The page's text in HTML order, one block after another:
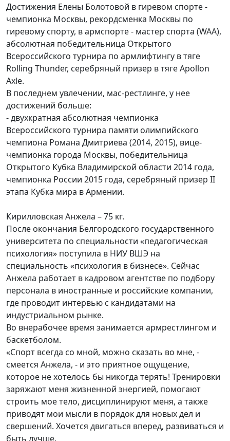
Достижения Елены Болотовой в гиревом спорте -
чемпионка Москвы, рекордсменка Москвы по
гиревому спорту, в армспорте - мастер спорта (WAA),
абсолютная победительница Открытого
Всероссийского турнира по армлифтингу в тяге
Rolling Thunder, серебряный призер в тяге Аpollon
Аxle.
В последнем увлечении, мас-рестлинге, у нее
достижений больше:
- двухкратная абсолютная чемпионка
Всероссийского турнира памяти олимпийского
чемпиона Романа Дмитриева (2014, 2015), вице-
чемпионка города Москвы, победительница
Открытого Кубка Владимирской области 2014 года,
чемпионка России 2015 года, серебряный призер II
этапа Кубка мира в Армении.
Кирилловская Анжела – 75 кг.
После окончания Белгородского государственного
университета по специальности «педагогическая
психология» поступила в НИУ ВШЭ на
специальность «психология в бизнесе». Сейчас
Анжела работает в кадровом агентстве по подбору
персонала в иностранные и российские компании,
где проводит интервью с кандидатами на
индустриальном рынке.
Во внерабочее время занимается армрестлингом и
баскетболом.
«Спорт всегда со мной, можно сказать во мне, -
смеется Анжела, - и это приятное ощущение,
которое не хотелось бы никогда терять! Тренировки
заряжают меня жизненной энергией, помогают
строить мое тело, дисциплинируют меня, а также
приводят мои мысли в порядок для новых дел и
свершений. Хочется двигаться вперед, развиваться и
быть лучше.